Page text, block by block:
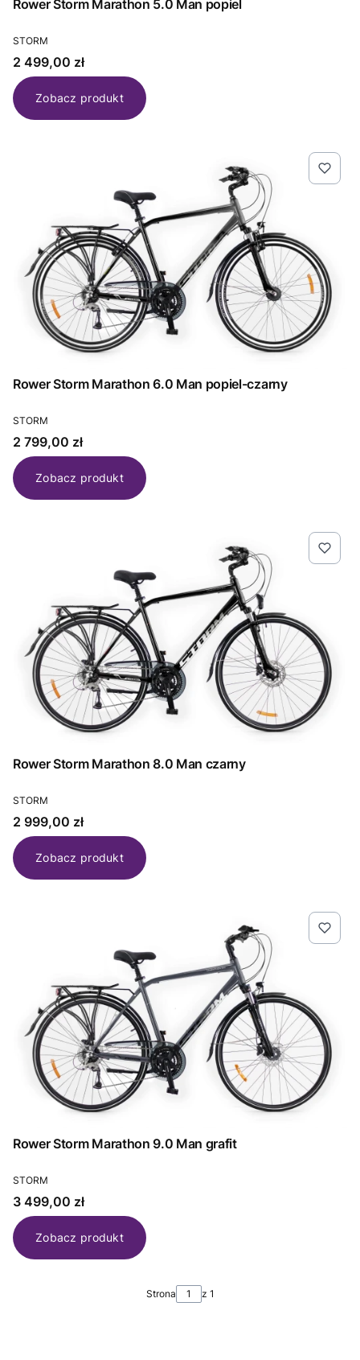
Rower Storm Marathon 5.0 Man popiel
PRODUCENT
STORM
Cena
2 499,00 zł
Zobacz produkt
Rower Storm Marathon 6.0 Man popiel-czarny
PRODUCENT
STORM
Cena
2 799,00 zł
Zobacz produkt
Rower Storm Marathon 8.0 Man czarny
PRODUCENT
STORM
Cena
2 999,00 zł
Zobacz produkt
Rower Storm Marathon 9.0 Man grafit
PRODUCENT
STORM
Cena
3 499,00 zł
Zobacz produkt
Strona z 1